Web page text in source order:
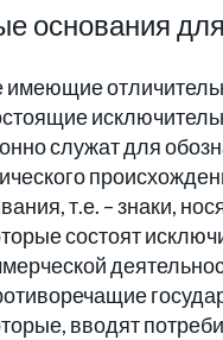
основания для
имеющие
служат для
т.е. – знаки,
состоят
вводят